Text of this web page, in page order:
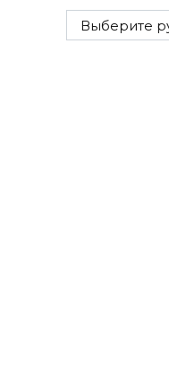
Все
рубрики